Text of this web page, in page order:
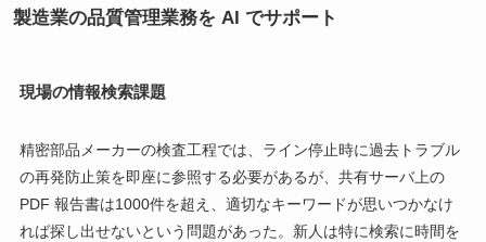
製造業の品質管理業務を AI でサポート
現場の情報検索課題
精密部品メーカーの検査工程では、ライン停止時に過去トラブル
の再発防止策を即座に参照する必要があるが、共有サーバ上の
PDF 報告書は1000件を超え、適切なキーワードが思いつかなけ
れば探し出せないという問題があった。新人は特に検索に時間を